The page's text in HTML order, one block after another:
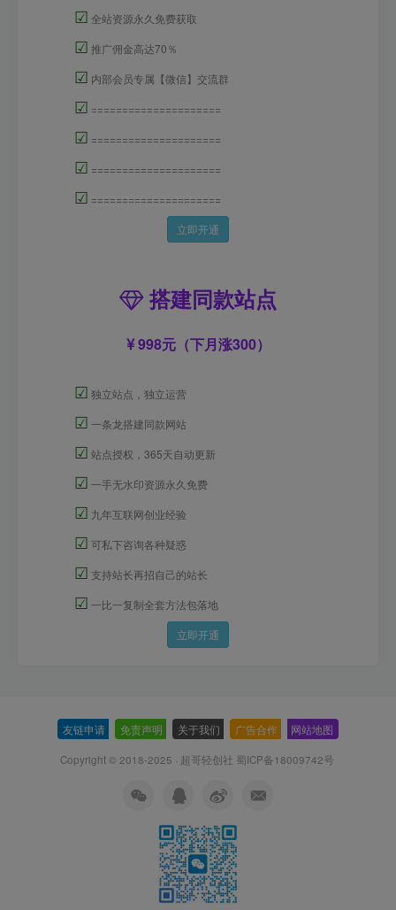
☑ 全站资源永久免费获取
☑ 推广佣金高达70％
☑ 内部会员专属【微信】交流群
☑ =====================
☑ =====================
☑ =====================
☑ =====================
立即开通
搭建同款站点
998元（下月涨300）
☑ 独立站点，独立运营
☑ 一条龙搭建同款网站
☑ 站点授权，365天自动更新
☑ 一手无水印资源永久免费
☑ 九年互联网创业经验
☑ 可私下咨询各种疑惑
☑ 支持站长再招自己的站长
☑ 一比一复制全套方法包落地
立即开通
友链申请 免责声明 关于我们 广告合作 网站地图
Copyright © 2018-2025 · 超哥轻创社 蜀ICP备18009742号